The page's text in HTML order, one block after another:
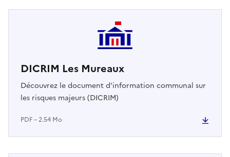
DICRIM Les Mureaux
PDF – 2.54 Mo
Découvrez le document d'information communal sur
les risques majeurs (DICRIM)